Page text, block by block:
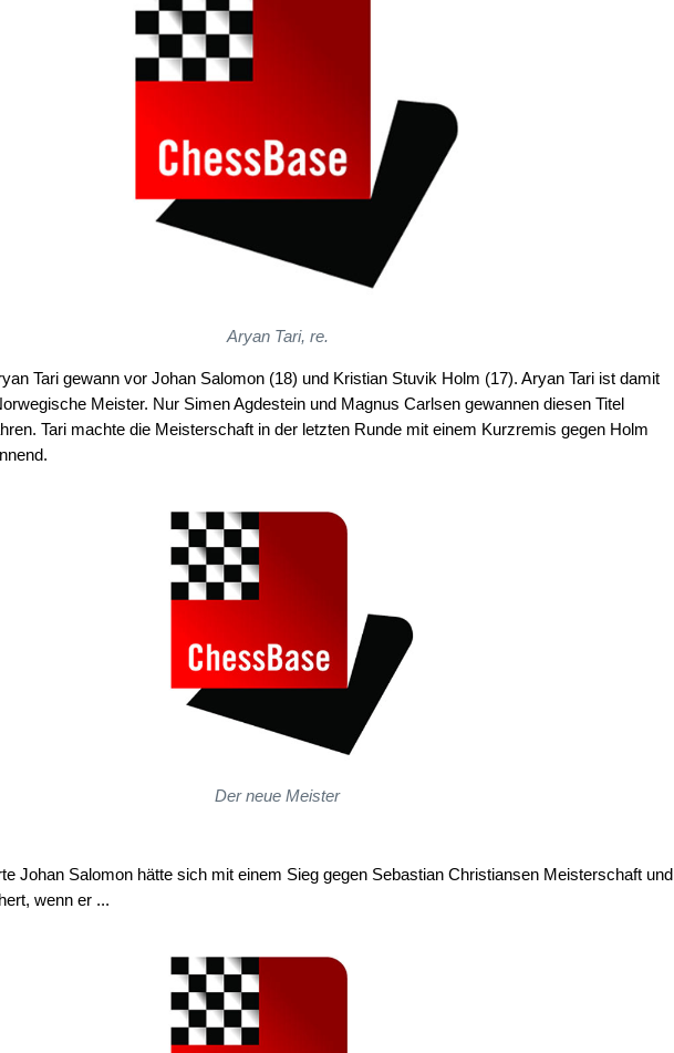
Aryan Tari, re.
Tari gewann vor Johan Salomon (18) und Kristian Stuvik Holm (17). Aryan Tari ist damit
Meister. Nur Simen Agdestein und Magnus Carlsen gewannen diesen Titel
Tari machte die Meisterschaft in der letzten Runde mit einem Kurzremis gegen Holm
Der neue Meister
Johan Salomon hätte sich mit einem Sieg gegen Sebastian Christiansen Meisterschaft und
wenn er ...